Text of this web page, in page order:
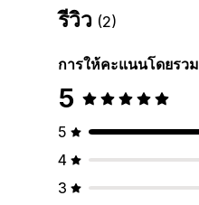
รีวิว (2)
การให้คะแนนโดยรวม
5
5
4
3